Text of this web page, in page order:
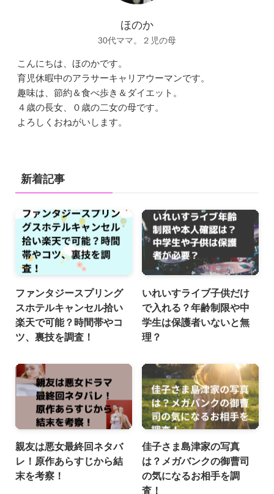
ほのか
30代ママ。２児の母
こんにちは、ほのかです。
育児休暇中のアラサーキャリアウーマンです。
趣味は、節約＆食べ歩き＆ダイエット。
４歳の長女、０歳の二女の母です。
よろしくおねがいします。
新着記事
ファンタジースプリング
スホテルキャンセル拾い
楽天で可能？時間帯やコ
ツ、裏技を調査！
いれいすライブ子供だけ
で入れる？年齢制限や中
学生は保護者いないと無
理？
親友は悪女最終回ネタバ
レ！原作あらすじから結
末を考察！
佳子さま島津家の写真
は？メガバンクの御曹司
の気になるお相手を調
査！